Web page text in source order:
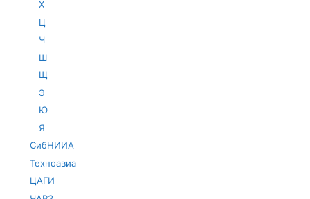
Х
Ц
Ч
Ш
Щ
Э
Ю
Я
СибНИИА
Техноавиа
ЦАГИ